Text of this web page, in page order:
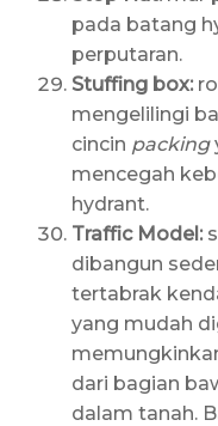
pada batang
perputaran.
Stuffing box:
mengelilingi
cincin packing
mencegah
hydrant.
Traffic Model:
dibangun
tertabrak
yang mudah
dari bagian
dalam tanah.